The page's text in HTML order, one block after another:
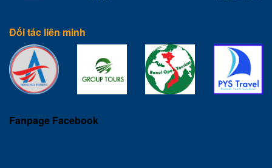
Đối tác liên minh
Fanpage Facebook